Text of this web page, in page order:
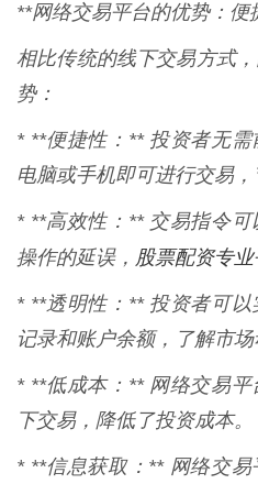
**网络交易平台的优势：便
相比传统的线下交易方式
势：
* **便捷性：** 投资者无
电脑或手机即可进行交易，
* **高效性：** 交易指令
操作的延误， 股票配资专
* **透明性：** 投资者可
记录和账户余额，了解市场
* **低成本：** 网络交易
下交易，降低了投资成本。
* **信息获取：** 网络交